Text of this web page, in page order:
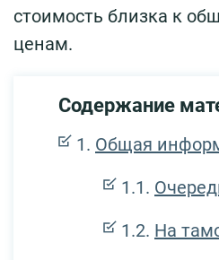
стоимость близка к
ценам.
Содержание
Общая
На